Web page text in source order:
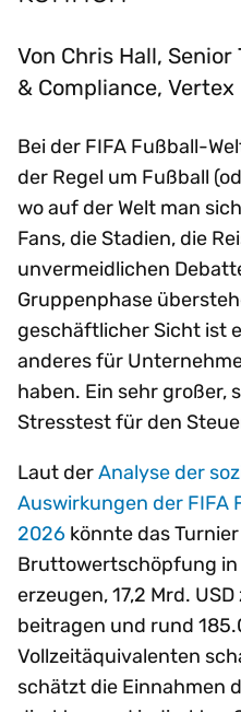
Von Chris Hall, Senior
& Compliance, Vertex
Bei der FIFA Fußball-
der Regel um Fußball
wo auf der Welt man
Fans, die Stadien, die
unvermeidlichen
Gruppenphase
geschäftlicher Sicht ist
anderes für
haben. Ein sehr großer,
Stresstest für den
Laut derAnalyse der
Auswirkungen der
2026 könnte das
Bruttowertschöpfung in
erzeugen, 17,2 Mrd.
beitragen und rund
Vollzeitäquivalenten
schätzt die Einnahmen